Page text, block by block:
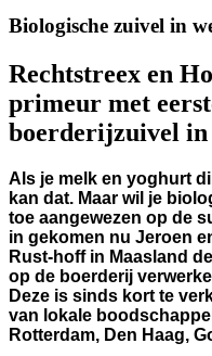
Biologische zuivel in
Rechtstreex en
primeur met
boerderijzuivel in
Als je melk en yoghurt
kan dat. Maar wil je
toe aangewezen op de
in gekomen nu Jeroen
Rust-hoff in Maasland
op de boerderij
Deze is sinds kort te
van lokale
Rotterdam, Den Haag,